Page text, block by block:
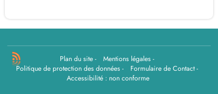
Plan du site- Mentions légales-
Politique de protection des données- Formulaire de Contact-
Accessibilité : non conforme